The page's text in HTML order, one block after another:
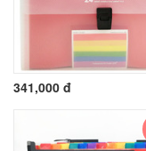
341,000 đ